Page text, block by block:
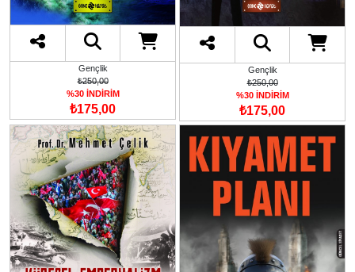
Gençlik
₺250,00
%30 İNDİRİM
₺175,00
Gençlik
₺250,00
%30 İNDİRİM
₺175,00